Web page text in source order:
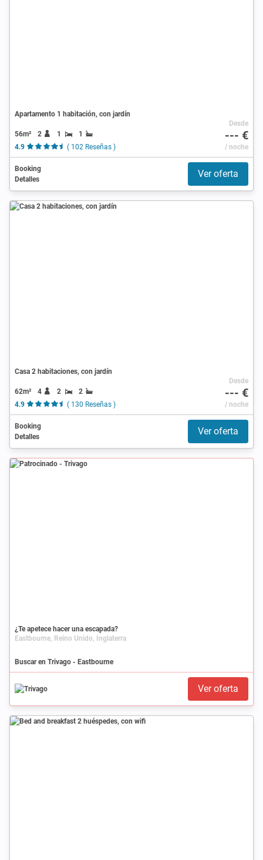
Apartamento 1 habitación, con jardín
56m² 2 1
1
4.9
( 102 Reseñas )
Desde
--- €
/ noche
Booking
Detalles
Ver oferta
Casa 2 habitaciones, con jardín
62m² 4 2
2
4.9
( 130 Reseñas )
Desde
--- €
/ noche
Booking
Detalles
Ver oferta
Patrocinado
¿Te apetece hacer una escapada?
Eastbourne, Reino Unido, Inglaterra
Buscar en Trivago - Eastbourne
Ver oferta